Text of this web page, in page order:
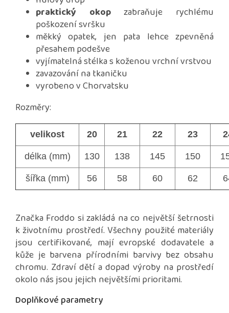
praktický okopzabraňuje rychlému
poškození svršku
měkký opatek, jen pata lehce zpevněná
přesahem podešve
vyjímatelná stélka s koženou vrchní vrstvou
zavazování na tkaničku
vyrobeno v Chorvatsku
Rozměry:
velikost 20 21 22 23
délka (mm) 130 138 145 150
šířka (mm) 56 58 60 62
Značka Froddo si zakládá na co největší šetrnosti
k životnímu prostředí. Všechny použité materiály
jsou certifikované, mají evropské dodavatele a
kůže je barvena přírodními barvivy bez obsahu
chromu. Zdraví dětí a dopad výroby na prostředí
okolo nás jsou jejich největšími prioritami.
Doplňkové parametry